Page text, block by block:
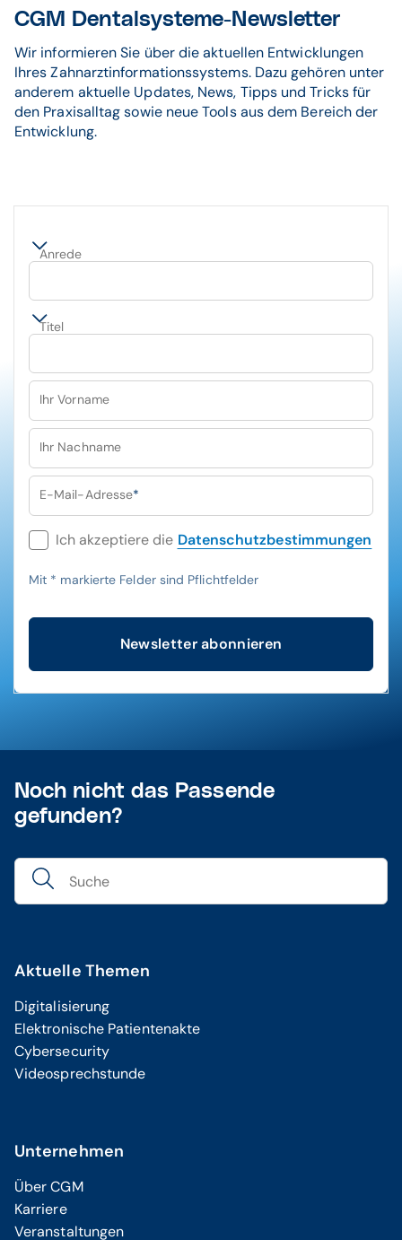
CGM Dentalsysteme-Newsletter
Wir informieren Sie über die aktuellen Entwicklungen
Ihres Zahnarztinformationssystems. Dazu gehören unter
anderem aktuelle Updates, News, Tipps und Tricks für
den Praxisalltag sowie neue Tools aus dem Bereich der
Entwicklung.
Anrede
Titel
Ihr Vorname
Ihr Nachname
E-Mail-Adresse*
Ich akzeptiere die Datenschutzbestimmungen
Mit * markierte Felder sind Pflichtfelder
Newsletter abonnieren
Noch nicht das Passende
gefunden?
Aktuelle Themen
Digitalisierung
Elektronische Patientenakte
Cybersecurity
Videosprechstunde
Unternehmen
Über CGM
Karriere
Veranstaltungen